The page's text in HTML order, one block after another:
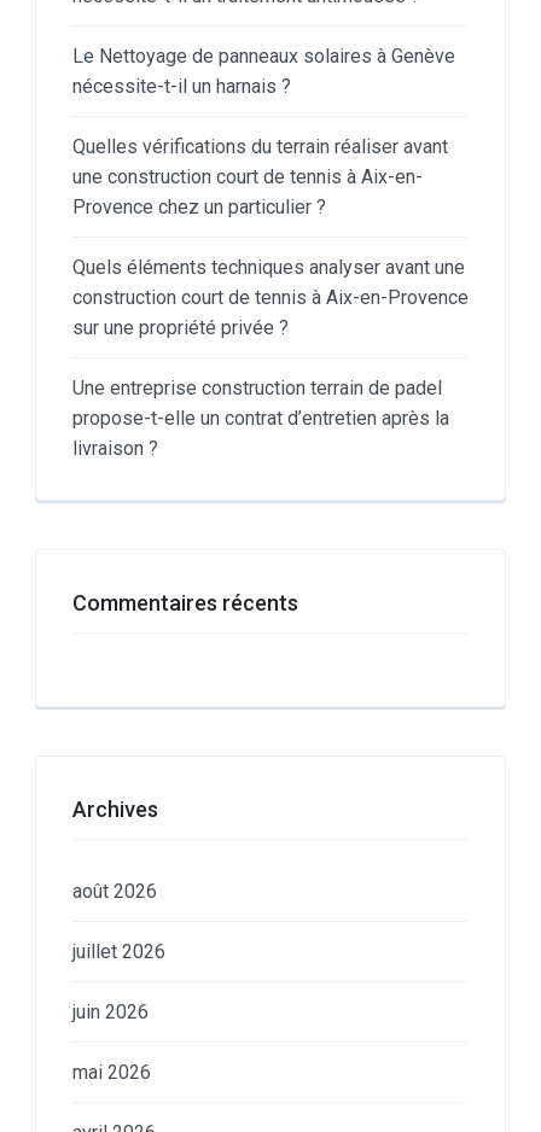
Le Nettoyage de panneaux solaires à Genève
nécessite-t-il un harnais ?
Quelles vérifications du terrain réaliser avant
une construction court de tennis à Aix-en-
Provence chez un particulier ?
Quels éléments techniques analyser avant une
construction court de tennis à Aix-en-Provence
sur une propriété privée ?
Une entreprise construction terrain de padel
propose-t-elle un contrat d’entretien après la
livraison ?
Commentaires récents
Archives
août 2026
juillet 2026
juin 2026
mai 2026